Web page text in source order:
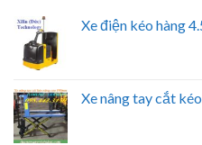
Xe điện kéo hàng
Xe nâng tay cắt